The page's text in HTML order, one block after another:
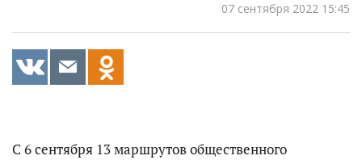
07 сентября 2022 15:45
С 6 сентября 13 маршрутов общественного